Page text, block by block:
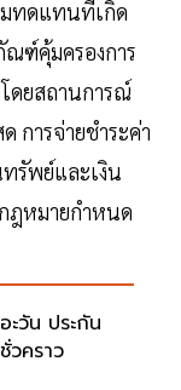
มทดแทนที่เกิด
ณฑ์คุ้มครองการ
ดยสถานการณ์
การจ่ายชำระค่า
รัพย์และเงิน
ฎหมายกำหนด
วัน ประกัน
วคราว